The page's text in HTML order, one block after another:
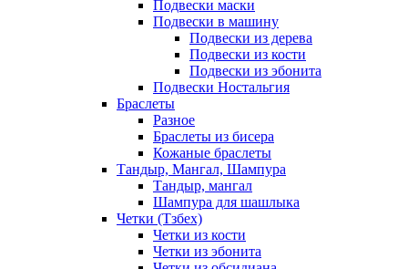
Подвески маски
Подвески в машину
Подвески из дерева
Подвески из кости
Подвески из эбонита
Подвески Ностальгия
Браслеты
Разное
Браслеты из бисера
Кожаные браслеты
Тандыр, Мангал, Шампура
Тандыр, мангал
Шампура для шашлыка
Четки (Тзбех)
Четки из кости
Четки из эбонита